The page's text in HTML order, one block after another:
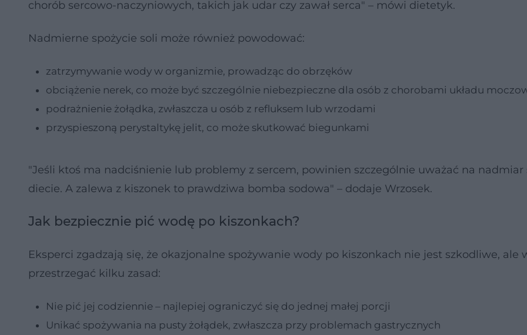
chorób sercowo-naczyniowych, takich jak udar czy zawał serca" – mówi dietetyk.
Nadmierne spożycie soli może również powodować:
zatrzymywanie wody w organizmie, prowadząc do obrzęków
obciążenie nerek, co może być szczególnie niebezpieczne dla osób z chorobami układu
podrażnienie żołądka, zwłaszcza u osób z refluksem lub wrzodami
przyspieszoną perystaltykę jelit, co może skutkować biegunkami
"Jeśli ktoś ma nadciśnienie lub problemy z sercem, powinien szczególnie uważać na nadmiar
diecie. A zalewa z kiszonek to prawdziwa bomba sodowa" – dodaje Wrzosek.
Jak bezpiecznie pić wodę po kiszonkach?
Eksperci zgadzają się, że okazjonalne spożywanie wody po kiszonkach nie jest szkodliwe, ale
przestrzegać kilku zasad:
Nie pić jej codziennie – najlepiej ograniczyć się do jednej małej porcji
Unikać spożywania na pusty żołądek, zwłaszcza przy problemach gastrycznych